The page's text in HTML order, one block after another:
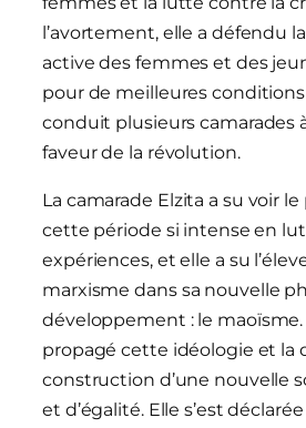
l’avortement, elle a défendu
active des femmes et des
pour de meilleures conditions
conduit plusieurs camarades
faveur de la révolution.
La camarade Elzita a su voir
cette période si intense en
expériences, et elle a su
marxisme dans sa nouvelle
développement : le maoïsme.
propagé cette idéologie et la
construction d’une nouvelle
et d’égalité. Elle s’est